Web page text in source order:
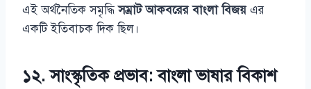
এই অর্থনৈতিক সমৃদ্ধিসম্রাট আকবরের বাংলা বিজয়এর
একটি ইতিবাচক দিক ছিল।
১২. সাংস্কৃতিক প্রভাব: বাংলা ভাষার বিকাশ